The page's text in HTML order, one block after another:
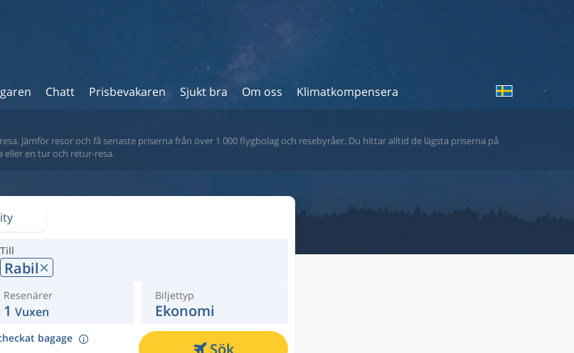
Chatt Prisbevakaren Sjukt bra Om oss Klimatkompensera
Jämför resor och få senaste priserna från över 1 000 flygbolag och resebyråer. Du hittar alltid de lägsta priserna på
eller en tur och retur-resa.
Till
Rabil
Resenärer
1 Vuxen
Biljettyp
Ekonomi
bagage
Sök